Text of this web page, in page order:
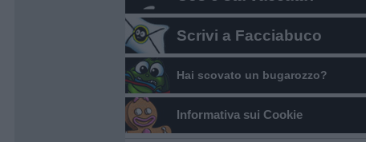
Scrivi a Facciabuco
Hai scovato un bugarozzo?
Informativa sui Cookie